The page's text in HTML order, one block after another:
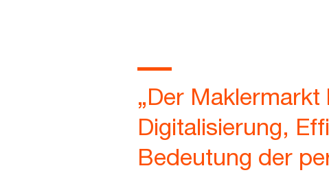
„Der
Digitalisierung,
Bedeutung der